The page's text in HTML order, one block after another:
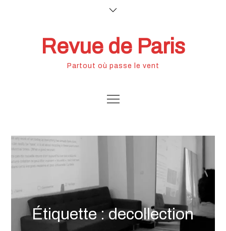
Revue de Paris
Partout où passe le vent
Étiquette :decollection